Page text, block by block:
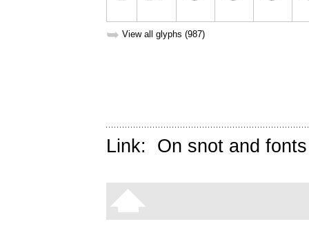
➥ View all glyphs (987)
Link: On snot and fonts